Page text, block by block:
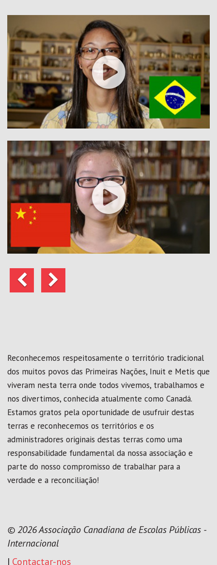
AnteriorSeguinte
Reconhecemos respeitosamente o território tradicional
dos muitos povos das Primeiras Nações, Inuit e Metis que
viveram nesta terra onde todos vivemos, trabalhamos e
nos divertimos, conhecida atualmente como Canadá.
Estamos gratos pela oportunidade de usufruir destas
terras e reconhecemos os territórios e os
administradores originais destas terras como uma
responsabilidade fundamental da nossa associação e
parte do nosso compromisso de trabalhar para a
verdade e a reconciliação!
© 2026 Associação Canadiana de Escolas Públicas -
Internacional
| Contactar-nos